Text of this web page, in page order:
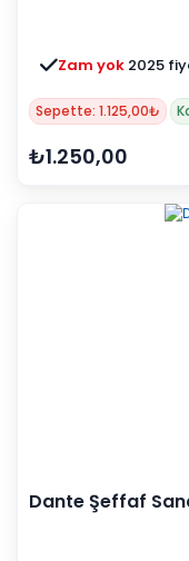
Zam yok 2025
Sepette: 1.125,00₺
₺1.250,00
Dante Şeffaf